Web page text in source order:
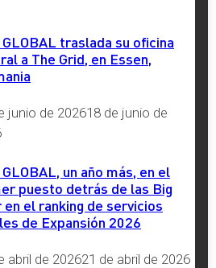
traslada su oficina
a The Grid, en Essen,
junio de 202618 de junio de
un año más, en el
puesto detrás de las Big
en el ranking de servicios
de Expansión 2026
abril de 202621 de abril de 2026